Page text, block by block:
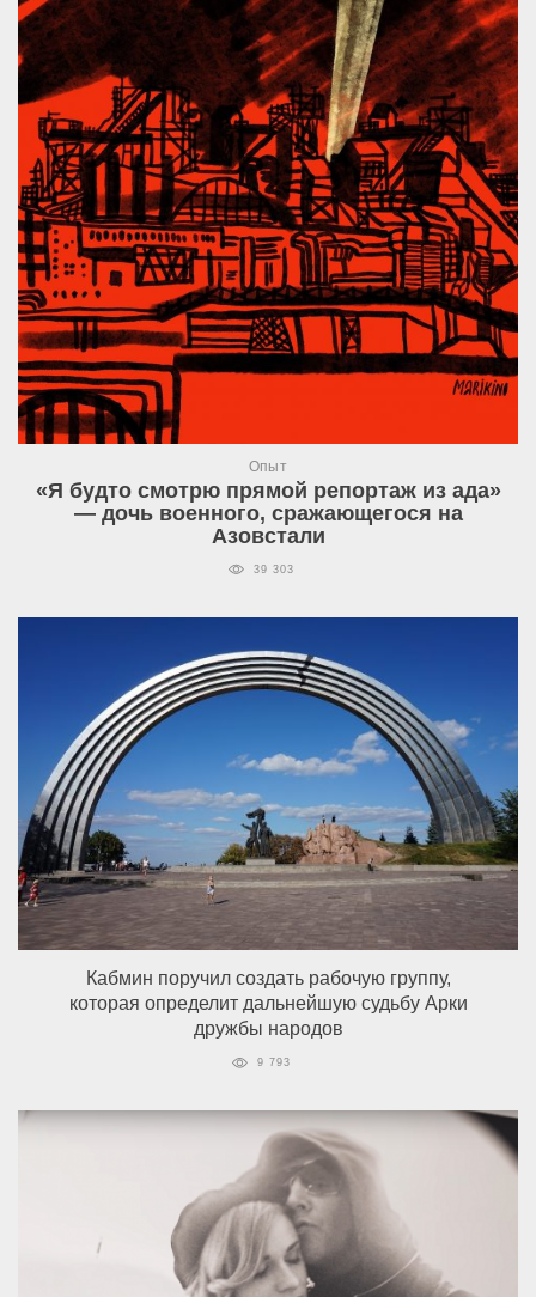
Опыт
«Я будто смотрю прямой репортаж из ада»
— дочь военного, сражающегося на
Азовстали
39 303
Кабмин поручил создать рабочую группу,
которая определит дальнейшую судьбу Арки
дружбы народов
9 793